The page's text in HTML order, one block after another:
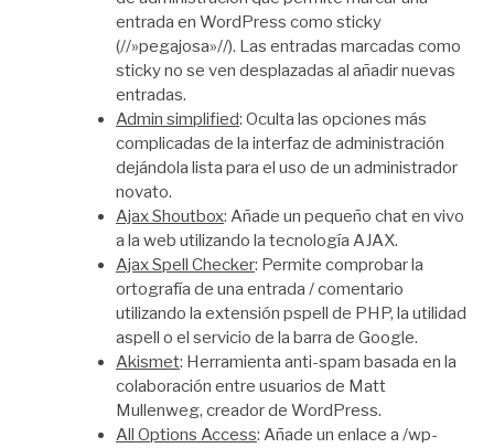
entrada en WordPress como sticky
(//»pegajosa»//). Las entradas marcadas como
sticky no se ven desplazadas al añadir nuevas
entradas.
Admin simplified: Oculta las opciones más
complicadas de la interfaz de administración
dejándola lista para el uso de un administrador
novato.
Ajax Shoutbox: Añade un pequeño chat en vivo
a la web utilizando la tecnología AJAX.
Ajax Spell Checker: Permite comprobar la
ortografía de una entrada / comentario
utilizando la extensión pspell de PHP, la utilidad
aspell o el servicio de la barra de Google.
Akismet: Herramienta anti-spam basada en la
colaboración entre usuarios de Matt
Mullenweg, creador de WordPress.
All Options Access: Añade un enlace a /wp-